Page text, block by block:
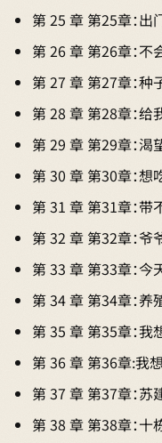
第 25 章 第25章：
第 26 章 第26章：
第 27 章 第27章：
第 28 章 第28章：
第 29 章 第29章：渴
第 30 章 第30章：
第 31 章 第31章：
第 32 章 第32章：爷
第 33 章 第33章：
第 34 章 第34章：
第 35 章 第35章：
第 36 章 第36章:我
第 37 章 第37章：
第 38 章 第38章：